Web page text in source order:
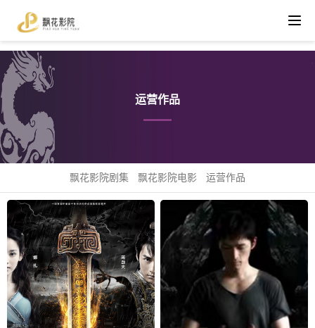
运营作品
飘花影院剧集 飘花影院电影 运营作品